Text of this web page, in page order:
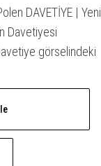
DAVETİYE | Yeni
Davetiyesi
görselindeki